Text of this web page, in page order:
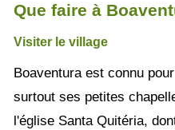
Que faire à
Visiter le village
Boaventura est connu
surtout ses petites
l'église Santa Quitéria,